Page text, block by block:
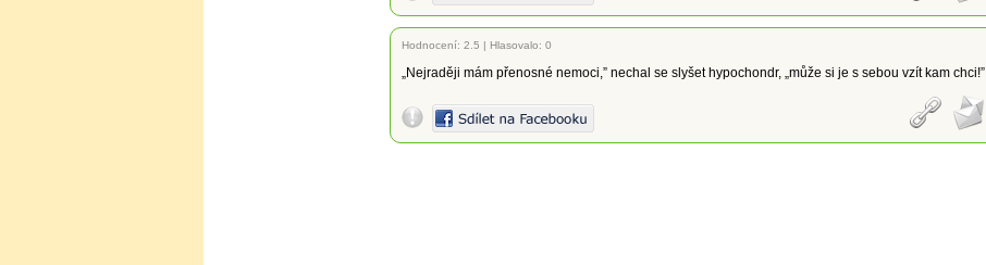
Hodnocení: 2.5 | Hlasovalo: 0
„Nejraději mám přenosné nemoci,” nechal se slyšet hypochondr, „může si je s sebou vzít kam chci!”